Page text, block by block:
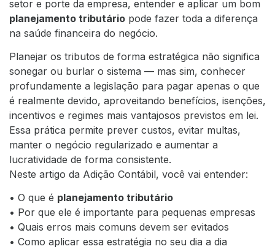
setor e porte da empresa, entender e aplicar um bom
planejamento tributário pode fazer toda a diferença
na saúde financeira do negócio.
Planejar os tributos de forma estratégica não significa
sonegar ou burlar o sistema — mas sim, conhecer
profundamente a legislação para pagar apenas o que
é realmente devido, aproveitando benefícios, isenções,
incentivos e regimes mais vantajosos previstos em lei.
Essa prática permite prever custos, evitar multas,
manter o negócio regularizado e aumentar a
lucratividade de forma consistente.
Neste artigo da Adição Contábil, você vai entender:
• O que é planejamento tributário
• Por que ele é importante para pequenas empresas
• Quais erros mais comuns devem ser evitados
• Como aplicar essa estratégia no seu dia a dia